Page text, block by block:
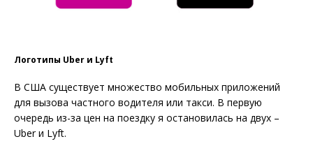
Логотипы Uber и Lyft
В США существует множество мобильных приложений
для вызова частного водителя или такси. В первую
очередь из-за цен на поездку я остановилась на двух –
Uber и Lyft.